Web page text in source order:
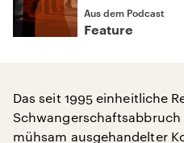
Aus dem Podcast
Feature
Das seit 1995 einheitliche
Schwangerschaftsabbruch
mühsam ausgehandelter